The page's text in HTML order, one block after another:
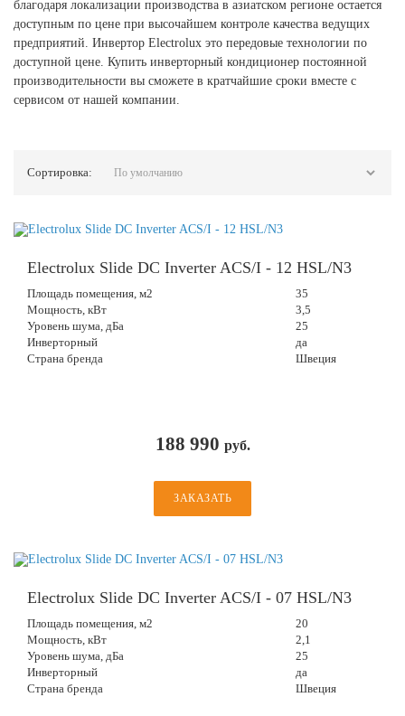
благодаря локализации производства в азиатском регионе остается
доступным по цене при высочайшем контроле качества ведущих
предприятий. Инвертор Electrolux это передовые технологии по
доступной цене. Купить инверторный кондиционер постоянной
производительности вы сможете в кратчайшие сроки вместе с
сервисом от нашей компании.
Сортировка:
Electrolux Slide DC Inverter ACS/I - 12 HSL/N3
Площадь помещения, м2
35
Мощность, кВт
3,5
Уровень шума, дБа
25
Инверторный
да
Страна бренда
Швеция
188 990 руб.
ЗАКАЗАТЬ
Electrolux Slide DC Inverter ACS/I - 07 HSL/N3
Площадь помещения, м2
20
Мощность, кВт
2,1
Уровень шума, дБа
25
Инверторный
да
Страна бренда
Швеция